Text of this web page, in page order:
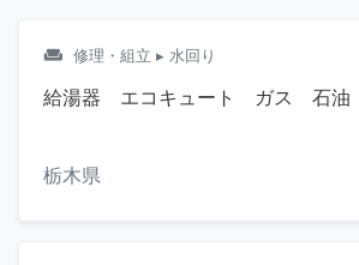
weekend 修理・組立 ▸ 水回り
給湯器 エコキュート ガス 石油
栃木県